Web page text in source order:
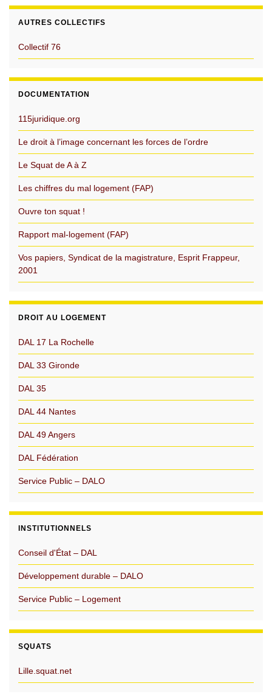
AUTRES COLLECTIFS
Collectif 76
DOCUMENTATION
115juridique.org
Le droit à l’image concernant les forces de l’ordre
Le Squat de A à Z
Les chiffres du mal logement (FAP)
Ouvre ton squat !
Rapport mal-logement (FAP)
Vos papiers, Syndicat de la magistrature, Esprit Frappeur,
2001
DROIT AU LOGEMENT
DAL 17 La Rochelle
DAL 33 Gironde
DAL 35
DAL 44 Nantes
DAL 49 Angers
DAL Fédération
Service Public – DALO
INSTITUTIONNELS
Conseil d'État – DAL
Développement durable – DALO
Service Public – Logement
SQUATS
Lille.squat.net